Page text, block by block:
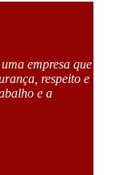
empresa que
respeito e
e a